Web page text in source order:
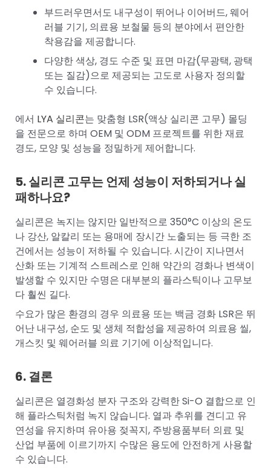
부드러우면서도 내구성이 뛰어나 이어버드, 웨어
러블 기기, 의료용 보철물 등의 분야에서 편안한
착용감을 제공합니다.
다양한 색상, 경도 수준 및 표면 마감(무광택, 광택
또는 질감)으로 제공되는 고도로 사용자 정의할
수 있습니다.
에서 LYA 실리콘는 맞춤형 LSR(액상 실리콘 고무) 몰딩
을 전문으로 하며 OEM 및 ODM 프로젝트를 위한 재료
경도, 모양 및 성능을 정밀하게 제어합니다.
5. 실리콘 고무는 언제 성능이 저하되거나 실
패하나요?
실리콘은 녹지는 않지만 일반적으로 350°C 이상의 온도
나 강산, 알칼리 또는 용매에 장시간 노출되는 등 극한 조
건에서는 성능이 저하될 수 있습니다. 시간이 지나면서
산화 또는 기계적 스트레스로 인해 약간의 경화나 변색이
발생할 수 있지만 수명은 대부분의 플라스틱이나 고무보
다 훨씬 길다.
수요가 많은 환경의 경우 의료용 또는 백금 경화 LSR은 뛰
어난 내구성, 순도 및 생체 적합성을 제공하여 의료용 씰,
개스킷 및 웨어러블 의료 기기에 이상적입니다.
6. 결론
실리콘은 열경화성 분자 구조와 강력한 Si-O 결합으로 인
해 플라스틱처럼 녹지 않습니다. 열과 추위를 견디고 유
연성을 유지하며 유아용 젖꼭지, 주방용품부터 의료 및
산업 부품에 이르기까지 수많은 용도에 안전하게 사용할
수 있습니다.